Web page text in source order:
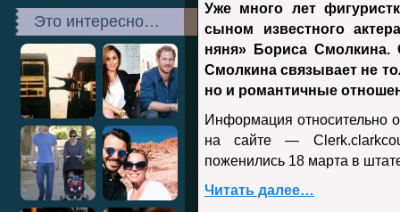
Это интересно…
Уже много лет
сыном известного
няня» Бориса Смолкина.
Смолкина связывает не
но и романтичные
Информация относительно
на сайте —
поженились 18 марта в
Читать далее…